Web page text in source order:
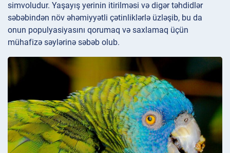
simvoludur. Yaşayış yerinin itirilməsi və digər təhdidlər
səbəbindən növ əhəmiyyətli çətinliklərlə üzləşib, bu da
onun populyasiyasını qorumaq və saxlamaq üçün
mühafizə səylərinə səbəb olub.